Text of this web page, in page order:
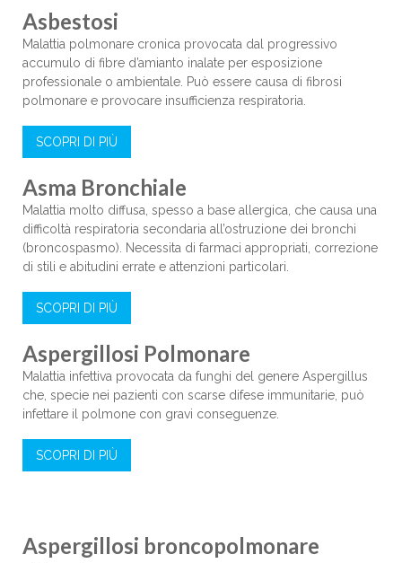
Asbestosi
Malattia polmonare cronica provocata dal progressivo
accumulo di fibre d’amianto inalate per esposizione
professionale o ambientale. Può essere causa di fibrosi
polmonare e provocare insufficienza respiratoria.
SCOPRI DI PIÙ
Asma Bronchiale
Malattia molto diffusa, spesso a base allergica, che causa una
difficoltà respiratoria secondaria all’ostruzione dei bronchi
(broncospasmo). Necessita di farmaci appropriati, correzione
di stili e abitudini errate e attenzioni particolari.
SCOPRI DI PIÙ
Aspergillosi Polmonare
Malattia infettiva provocata da funghi del genere Aspergillus
che, specie nei pazienti con scarse difese immunitarie, può
infettare il polmone con gravi conseguenze.
SCOPRI DI PIÙ
Aspergillosi broncopolmonare